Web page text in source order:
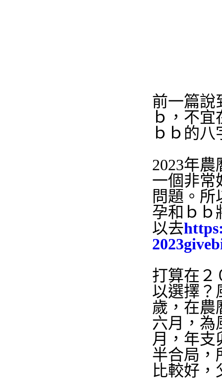
前一篇說
ｂ，不
ｂｂ的
2023年
一個非常
問題。
孕和ｂｂ
以去
打算在２
以選擇？
歲，在農
六月，為
月，年支
半合局，
比較好，